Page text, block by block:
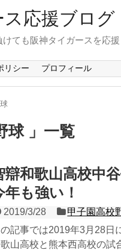
応援ブログ
ても阪神タイガースを応
リシー プロフィール
球 」一覧
辯和歌山高校中
年も強い！
2019/3/28
甲子園高校
の記事では2019年3月28日
山高校と熊本西高校の試